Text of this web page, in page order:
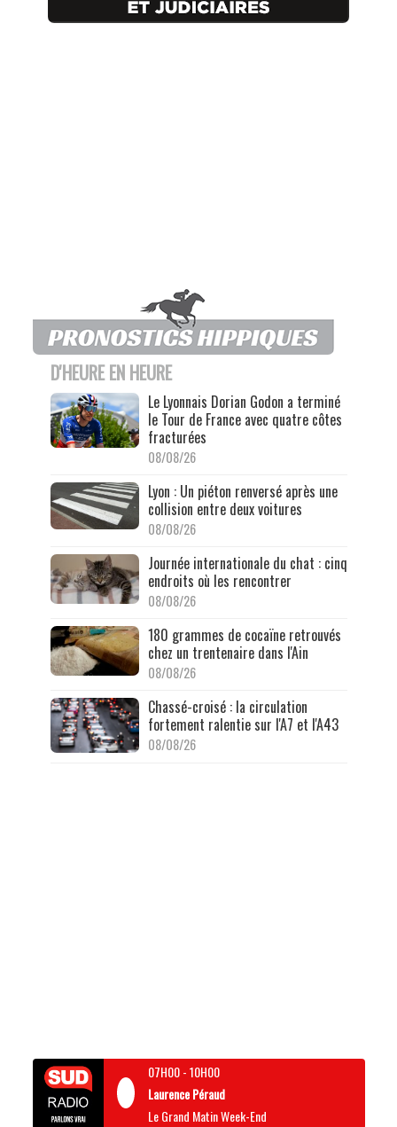
D'HEURE EN HEURE
Le Lyonnais Dorian Godon a terminé
le Tour de France avec quatre côtes
fracturées
08/08/26
Lyon : Un piéton renversé après une
collision entre deux voitures
08/08/26
Journée internationale du chat : cinq
endroits où les rencontrer
08/08/26
180 grammes de cocaïne retrouvés
chez un trentenaire dans l'Ain
08/08/26
Chassé-croisé : la circulation
fortement ralentie sur l'A7 et l'A43
08/08/26
07H00-10H00
Laurence Péraud
Le Grand Matin Week-End